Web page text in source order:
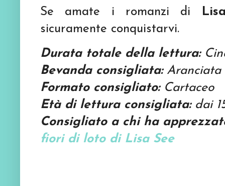
Se amate i romanzi di
sicuramente conquistarvi.
Durata totale della lettura:
Bevanda consigliata: Aranciata
Formato consigliato: Cartaceo
Età di lettura consigliata:dai
Consigliato a chi ha
fiori di loto di Lisa See